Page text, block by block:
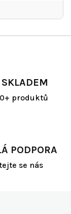
produktů
PODPORA
se nás